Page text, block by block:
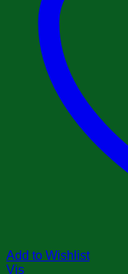
Add to Wishlist
Vis